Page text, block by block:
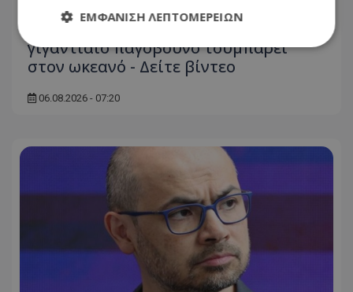
Εντυπωσιακό βίντεο: Η στιγμή που
γιγαντιαίο παγόβουνο τουμπάρει
στον ωκεανό - Δείτε βίντεο
06.08.2026 - 07:20
ΕΜΦΆΝΙΣΗ ΛΕΠΤΟΜΕΡΕΙΏΝ
Απολύτως απαραίτητα
Στόχευσης
Τα απολύτως απαραίτητα cookies επιτρέπουν
βασικές λειτουργίες του ιστότοπου, όπως τη
σύνδεση χρήστη και τη διαχείριση λογαριασμού.
Ο ιστότοπος δεν μπορεί να χρησιμοποιηθεί σωστά
χωρίς τα απολύτως απαραίτητα cookies.
Ονοματεπώνυμο
Προμηθευτής
usprivacy
.lifenewscy.tothemaonline.com